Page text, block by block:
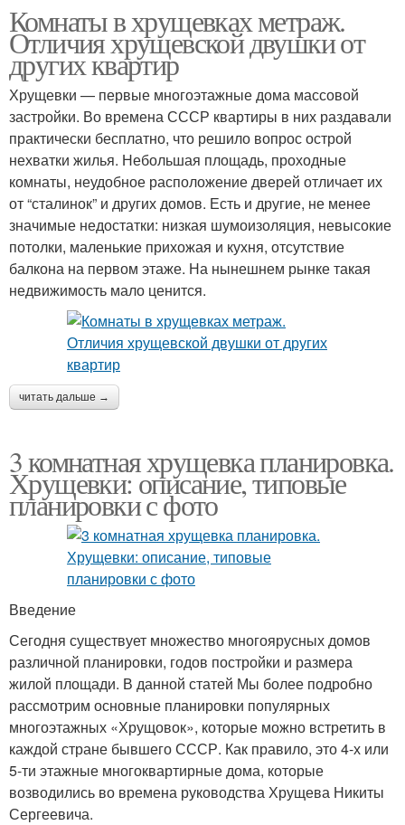
Комнаты в хрущевках метраж.
Отличия хрущевской двушки от
других квартир
Хрущевки — первые многоэтажные дома массовой
застройки. Во времена СССР квартиры в них раздавали
практически бесплатно, что решило вопрос острой
нехватки жилья. Небольшая площадь, проходные
комнаты, неудобное расположение дверей отличает их
от “сталинок” и других домов. Есть и другие, не менее
значимые недостатки: низкая шумоизоляция, невысокие
потолки, маленькие прихожая и кухня, отсутствие
балкона на первом этаже. На нынешнем рынке такая
недвижимость мало ценится.
читать дальше →
3 комнатная хрущевка планировка.
Хрущевки: описание, типовые
планировки с фото
Введение
Сегодня существует множество многоярусных домов
различной планировки, годов постройки и размера
жилой площади. В данной статей Мы более подробно
рассмотрим основные планировки популярных
многоэтажных «Хрущовок», которые можно встретить в
каждой стране бывшего СССР. Как правило, это 4-х или
5-ти этажные многоквартирные дома, которые
возводились во времена руководства Хрущева Никиты
Сергеевича.